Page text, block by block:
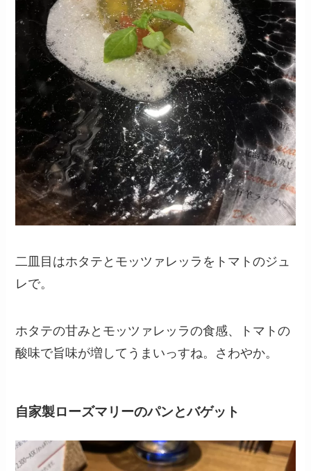
二皿目はホタテとモッツァレッラをトマトのジュ
レで。
ホタテの甘みとモッツァレッラの食感、トマトの
酸味で旨味が増してうまいっすね。さわやか。
自家製ローズマリーのパンとバゲット